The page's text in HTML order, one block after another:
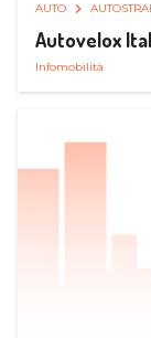
AUTO
Autovelox
Infomobilità